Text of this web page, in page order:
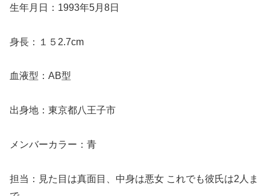
生年月日：1993年5月8日
身長：１５2.7cm
血液型：AB型
出身地：東京都八王子市
メンバーカラー：青
担当：見た目は真面目、中身は悪女 これでも彼氏は2人ま